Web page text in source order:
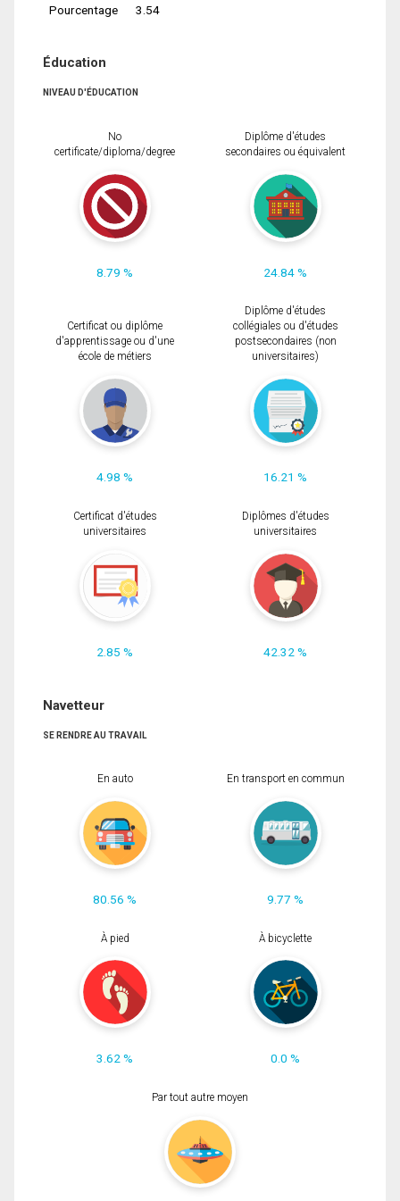
Pourcentage
3.54
Éducation
NIVEAU D'ÉDUCATION
No
certificate/diploma/degree
8.79 %
Diplôme d'études
secondaires ou équivalent
24.84 %
Certificat ou diplôme
d'apprentissage ou d'une
école de métiers
4.98 %
Diplôme d'études
collégiales ou d'études
postsecondaires (non
universitaires)
16.21 %
Certificat d'études
universitaires
2.85 %
Diplômes d'études
universitaires
42.32 %
Navetteur
SE RENDRE AU TRAVAIL
En auto
80.56 %
En transport en commun
9.77 %
À pied
3.62 %
À bicyclette
0.0 %
Par tout autre moyen